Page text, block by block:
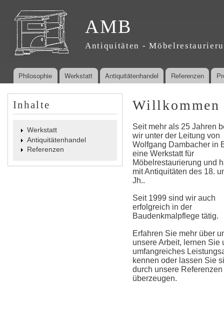
AMB
Antiquitäten -
Hauptmenü
Philosophie Werkstatt Antiquitätenhandel Referenzen
Inhalte
Werkstatt
Antiquitätenhandel
Referenzen
Willkommen
Seit mehr als 25 Jahren
wir unter der Leitung von
Wolfgang Dambacher in
eine Werkstatt für
Möbelrestaurierung und
mit Antiquitäten des 18.
Jh..
Seit 1999 sind wir auch
erfolgreich in der
Baudenkmalpflege tätig.
Erfahren Sie mehr über
unsere Arbeit, lernen Sie
umfangreiches
kennen oder lassen Sie
durch unsere Referenzen
überzeugen.